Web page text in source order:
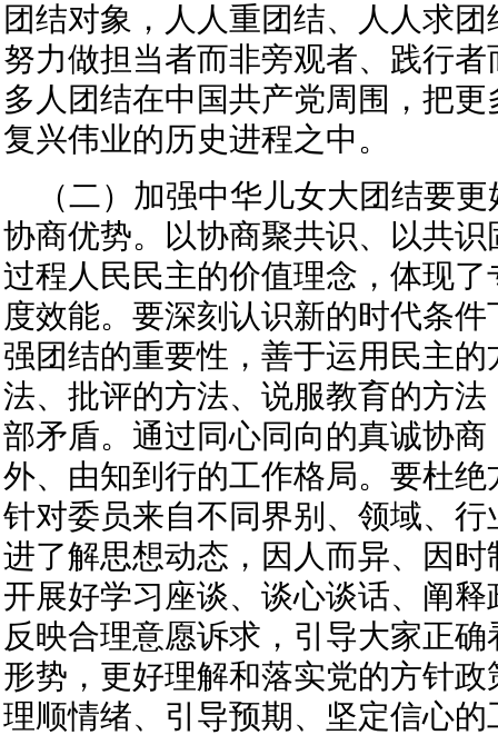
团结对象，人人重团结、人人求
努力做担当者而非旁观者、践行
多人团结在中国共产党周围，把
复兴伟业的历史进程之中。
（二）加强中华儿女大团结要
协商优势。以协商聚共识、以共
过程人民民主的价值理念，体现
度效能。要深刻认识新的时代条
强团结的重要性，善于运用民主
法、批评的方法、说服教育的方
部矛盾。通过同心同向的真诚协
外、由知到行的工作格局。要杜
针对委员来自不同界别、领域、
进了解思想动态，因人而异、因
开展好学习座谈、谈心谈话、阐
反映合理意愿诉求，引导大家正
形势，更好理解和落实党的方针
理顺情绪、引导预期、坚定信心